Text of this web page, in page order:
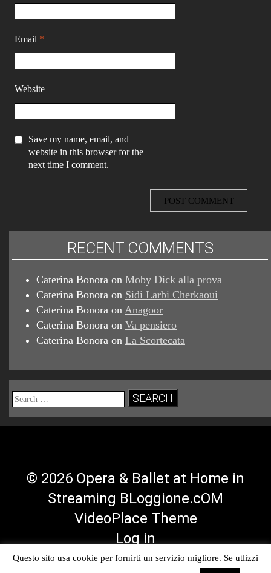
Email *
Website
Save my name, email, and
website in this browser for the
next time I comment.
RECENT COMMENTS
Caterina Bonora on Moby Dick alla prova
Caterina Bonora on Sidi Larbi Cherkaoui
Caterina Bonora on Anagoor
Caterina Bonora on Va pensiero
Caterina Bonora on La Scortecata
Search
for:
© 2026 Opera & Ballet at Home in
Streaming BLoggione.cOM
VideoPlace Theme
Log in
Questo sito usa cookie per fornirti un servizio migliore. Se utlizzi